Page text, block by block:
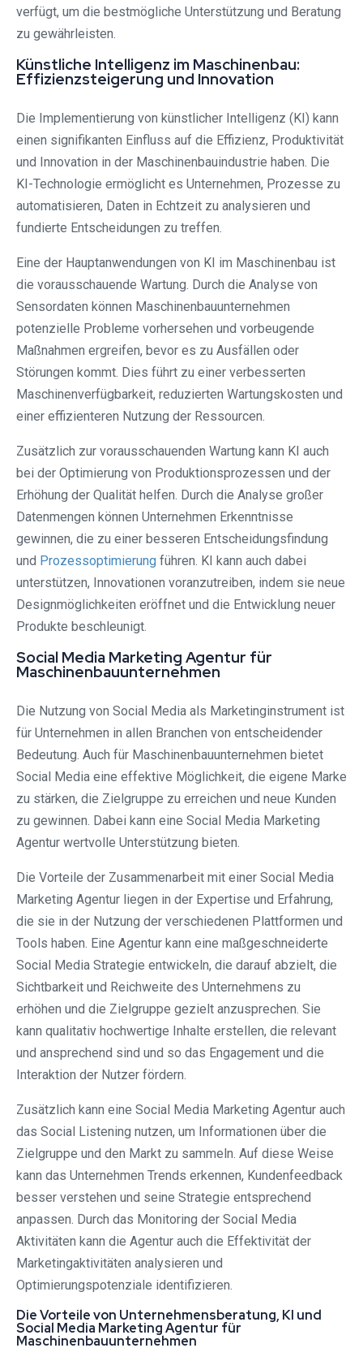
verfügt, um die bestmögliche Unterstützung und Beratung
zu gewährleisten.
Künstliche Intelligenz im Maschinenbau:
Effizienzsteigerung und Innovation
Die Implementierung von künstlicher Intelligenz (KI) kann
einen signifikanten Einfluss auf die Effizienz, Produktivität
und Innovation in der Maschinenbauindustrie haben. Die
KI-Technologie ermöglicht es Unternehmen, Prozesse zu
automatisieren, Daten in Echtzeit zu analysieren und
fundierte Entscheidungen zu treffen.
Eine der Hauptanwendungen von KI im Maschinenbau ist
die vorausschauende Wartung. Durch die Analyse von
Sensordaten können Maschinenbauunternehmen
potenzielle Probleme vorhersehen und vorbeugende
Maßnahmen ergreifen, bevor es zu Ausfällen oder
Störungen kommt. Dies führt zu einer verbesserten
Maschinenverfügbarkeit, reduzierten Wartungskosten und
einer effizienteren Nutzung der Ressourcen.
Zusätzlich zur vorausschauenden Wartung kann KI auch
bei der Optimierung von Produktionsprozessen und der
Erhöhung der Qualität helfen. Durch die Analyse großer
Datenmengen können Unternehmen Erkenntnisse
gewinnen, die zu einer besseren Entscheidungsfindung
und Prozessoptimierung führen. KI kann auch dabei
unterstützen, Innovationen voranzutreiben, indem sie neue
Designmöglichkeiten eröffnet und die Entwicklung neuer
Produkte beschleunigt.
Social Media Marketing Agentur für
Maschinenbauunternehmen
Die Nutzung von Social Media als Marketinginstrument ist
für Unternehmen in allen Branchen von entscheidender
Bedeutung. Auch für Maschinenbauunternehmen bietet
Social Media eine effektive Möglichkeit, die eigene Marke
zu stärken, die Zielgruppe zu erreichen und neue Kunden
zu gewinnen. Dabei kann eine Social Media Marketing
Agentur wertvolle Unterstützung bieten.
Die Vorteile der Zusammenarbeit mit einer Social Media
Marketing Agentur liegen in der Expertise und Erfahrung,
die sie in der Nutzung der verschiedenen Plattformen und
Tools haben. Eine Agentur kann eine maßgeschneiderte
Social Media Strategie entwickeln, die darauf abzielt, die
Sichtbarkeit und Reichweite des Unternehmens zu
erhöhen und die Zielgruppe gezielt anzusprechen. Sie
kann qualitativ hochwertige Inhalte erstellen, die relevant
und ansprechend sind und so das Engagement und die
Interaktion der Nutzer fördern.
Zusätzlich kann eine Social Media Marketing Agentur auch
das Social Listening nutzen, um Informationen über die
Zielgruppe und den Markt zu sammeln. Auf diese Weise
kann das Unternehmen Trends erkennen, Kundenfeedback
besser verstehen und seine Strategie entsprechend
anpassen. Durch das Monitoring der Social Media
Aktivitäten kann die Agentur auch die Effektivität der
Marketingaktivitäten analysieren und
Optimierungspotenziale identifizieren.
Die Vorteile von Unternehmensberatung, KI und
Social Media Marketing Agentur für
Maschinenbauunternehmen